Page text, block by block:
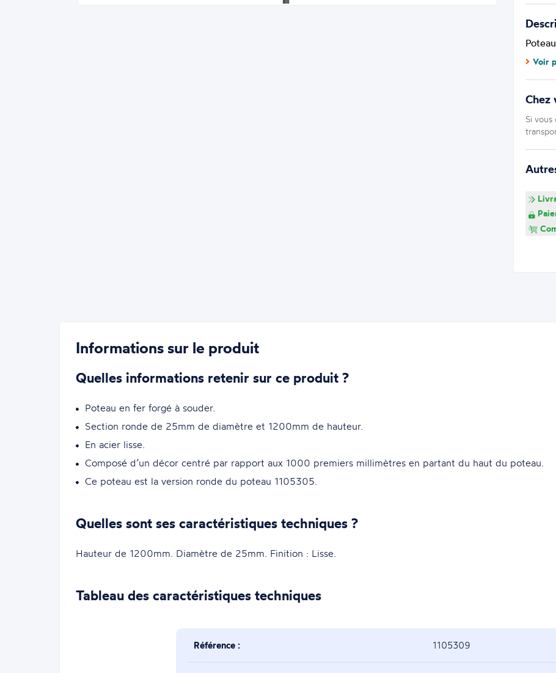
Voir
Chez
Si vous
Informations sur le produit
Quelles informations retenir sur ce produit ?
Poteau en fer forgé à souder.
Section ronde de 25mm de diamètre et 1200mm de hauteur.
En acier lisse.
Composé d’un décor centré par rapport aux 1000 premiers millimètres en partant du haut du poteau.
Ce poteau est la version ronde du poteau 1105305.
Quelles sont ses caractéristiques techniques ?
Hauteur de 1200mm. Diamètre de 25mm. Finition : Lisse.
Tableau des caractéristiques techniques
Référence : 1105309